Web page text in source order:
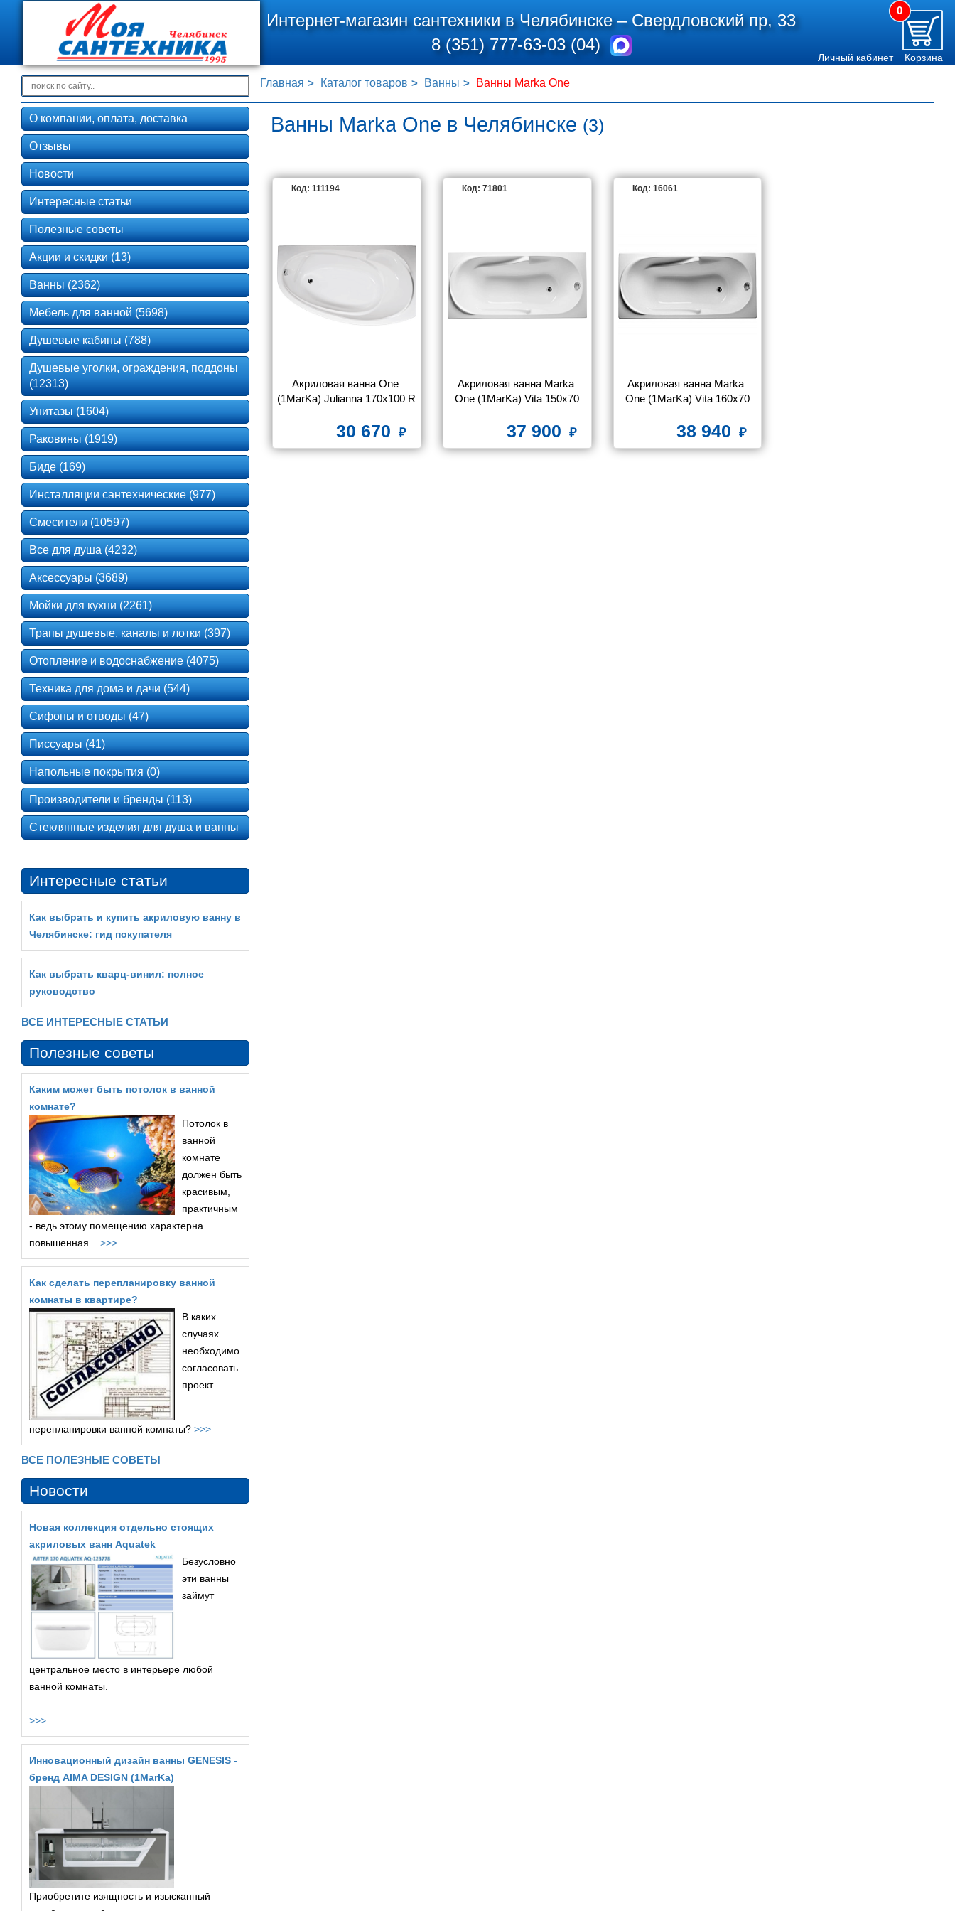
Интернет-магазин сантехники в Челябинске –Свердловский пр, 33
8 (351) 777-63-03 (04)
0
Личный кабинет Корзина
Главная Каталог товаров Ванны Ванны Marka One
Ванны Marka One в Челябинске (3)
Код: 111194
Акриловая ванна One
(1MarKa) Julianna 170x100 R
30 670
Код: 71801
Акриловая ванна Marka
One (1MarKa) Vita 150x70
37 900
Код: 16061
Акриловая ванна Marka
One (1MarKa) Vita 160х70
38 940
О компании, оплата, доставка
Отзывы
Новости
Интересные статьи
Полезные советы
Акции и скидки (13)
Ванны (2362)
Мебель для ванной (5698)
Душевые кабины (788)
Душевые уголки, ограждения, поддоны
(12313)
Унитазы (1604)
Раковины (1919)
Биде (169)
Инсталляции сантехнические (977)
Смесители (10597)
Все для душа (4232)
Аксессуары (3689)
Мойки для кухни (2261)
Трапы душевые, каналы и лотки (397)
Отопление и водоснабжение (4075)
Техника для дома и дачи (544)
Сифоны и отводы (47)
Писсуары (41)
Напольные покрытия (0)
Производители и бренды (113)
Стеклянные изделия для душа и ванны
Интересные статьи
Как выбрать и купить акриловую ванну в
Челябинске: гид покупателя
Как выбрать кварц‑винил: полное
руководство
ВСЕ ИНТЕРЕСНЫЕ СТАТЬИ
Полезные советы
Каким может быть потолок в ванной
комнате?
Потолок в
ванной
комнате
должен быть
красивым,
практичным
- ведь этому помещению характерна
повышенная... >>>
Как сделать перепланировку ванной
комнаты в квартире?
В каких
случаях
необходимо
согласовать
проект
перепланировки ванной комнаты? >>>
ВСЕ ПОЛЕЗНЫЕ СОВЕТЫ
Новости
Новая коллекция отдельно стоящих
акриловых ванн Aquatek
Безусловно
эти ванны
займут
центральное место в интерьере любой
ванной комнаты.
>>>
Инновационный дизайн ванны GENESIS -
бренд AIMA DESIGN (1MarKa)
Приобретите изящность и изысканный